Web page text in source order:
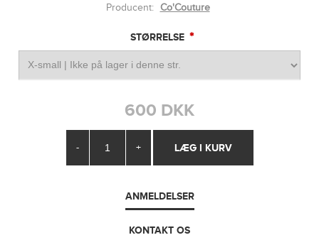
Producent: Co'Couture
STØRRELSE *
600 DKK
- +
ANMELDELSER
KONTAKT OS